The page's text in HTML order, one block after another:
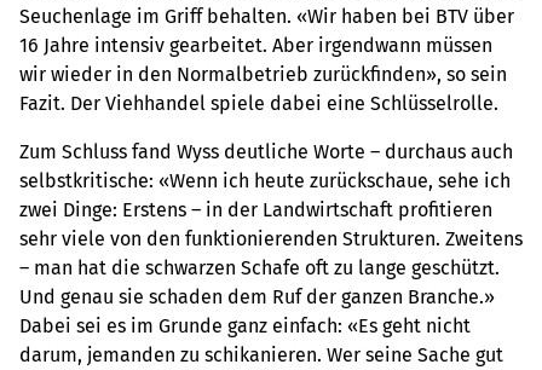
Seuchenlage im Griff behalten. «Wir haben bei BTV über
16 Jahre intensiv gearbeitet. Aber irgendwann müssen
wir wieder in den Normalbetrieb zurückfinden», so sein
Fazit. Der Viehhandel spiele dabei eine Schlüsselrolle.
Zum Schluss fand Wyss deutliche Worte – durchaus auch
selbstkritische: «Wenn ich heute zurückschaue, sehe ich
zwei Dinge: Erstens – in der Landwirtschaft profitieren
sehr viele von den funktionierenden Strukturen. Zweitens
– man hat die schwarzen Schafe oft zu lange geschützt.
Und genau sie schaden dem Ruf der ganzen Branche.»
Dabei sei es im Grunde ganz einfach: «Es geht nicht
darum, jemanden zu schikanieren. Wer seine Sache gut